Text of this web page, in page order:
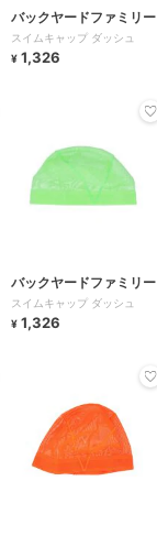
バックヤードファミリー
スイムキャップ ダッシュ
¥ 1,326
バックヤードファミリー
スイムキャップ ダッシュ
¥ 1,326